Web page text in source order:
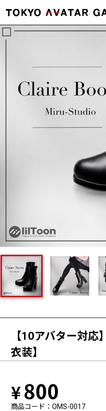
【10アバター対応
衣装】
800
商品コード
OMS-0017